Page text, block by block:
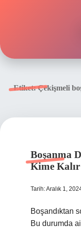
Etiket:Çekişmeli
Boşanma
Kime Kalır
Tarih: Aralık 1,
Boşandıktan
Bu durumda